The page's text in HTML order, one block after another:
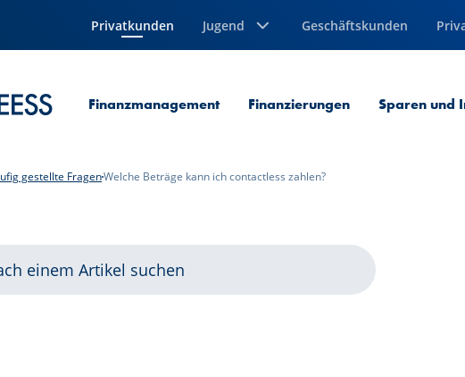
Privatkunden
Aktuelle Seite Jugend Geschäftskunden
Finanzmanagement Finanzierungen Sparen und
gestellte FragenWelche Beträge kann ich contactless zahlen?
einem Artikel suchen